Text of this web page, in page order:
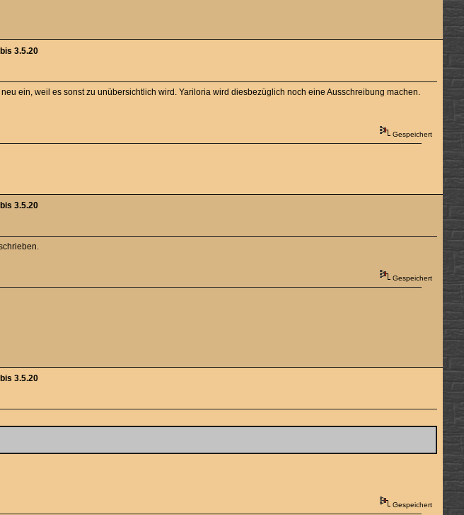
3.5.20
ein, weil es sonst zu unübersichtlich wird. Yariloria wird diesbezüglich noch eine Ausschreibung machen.
Gespeichert
3.5.20
Gespeichert
3.5.20
Gespeichert